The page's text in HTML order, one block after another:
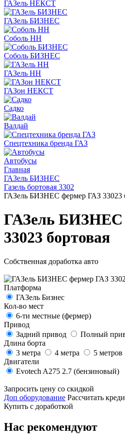
ГАЗель НЕКСТ
ГАЗель БИЗНЕС
Соболь НН
Соболь БИЗНЕС
ГАЗель НН
ГАЗон НЕКСТ
Садко
Валдай
Спецтехника бренда ГАЗ
Автобусы
Главная
ГАЗель БИЗНЕС
Газель бортовая 3302
ГАЗель БИЗНЕС фермер ГАЗ 33023
ГАЗель БИЗНЕС
33023 бортовая
Собственная доработка авто
Платформа
ГАЗель Бизнес
Кол-во мест
6-ти местные (фермер)
Привод
Задний привод
Полный
Длина борта
3 метра
4 метра
5 метров
Двигатели
Evotech A275 2.7 (бензиновый)
Запросить цену со скидкой
Доп оборудование Рассчитать
Купить с доработкой
Нас рекомендуют